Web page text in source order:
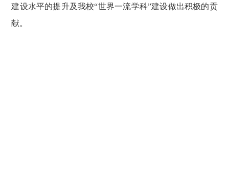
建设水平的提升及我校“世界一流学科”建设做出积极的贡
献。